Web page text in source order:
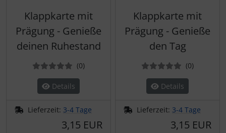
Klappkarte mit
Prägung - Genieße
deinen Ruhestand
(0Bewertungen
)
Details
Lieferzeit: 3-4 Tage
3,15 EUR
Klappkarte mit
Prägung - Genieße
den Tag
(0)
Details
Lieferzeit: 3-4 Tage
3,15 EUR